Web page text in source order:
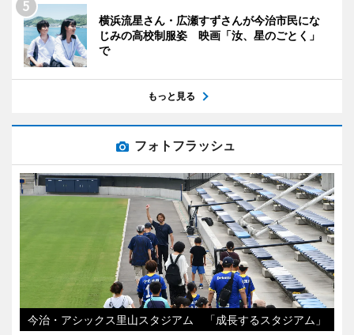
横浜流星さん・広瀬すずさんが今治市民にな
じみの高校制服姿 映画「汝、星のごとく」
で
もっと見る
フォトフラッシュ
今治・アシックス里山スタジアム 「成長するスタジアム」